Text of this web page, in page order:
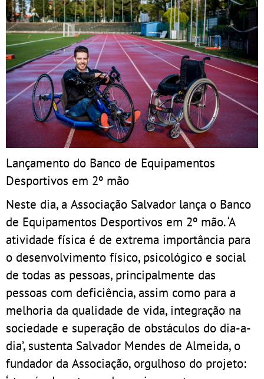
Lançamento do Banco de Equipamentos
Desportivos em 2º mão
Neste dia, a Associação Salvador lança o Banco
de Equipamentos Desportivos em 2º mão. ‘A
atividade física é de extrema importância para
o desenvolvimento físico, psicológico e social
de todas as pessoas, principalmente das
pessoas com deficiência, assim como para a
melhoria da qualidade de vida, integração na
sociedade e superação de obstáculos do dia-a-
dia’, sustenta Salvador Mendes de Almeida, o
fundador da Associação, orgulhoso do projeto: